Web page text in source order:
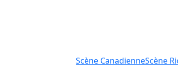
Scène CanadienneScène